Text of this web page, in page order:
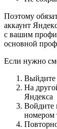
Поэтому
аккаунт
с вашим
основной
Если нужно
Выйдите
На
Яндекса
Войдите
номером